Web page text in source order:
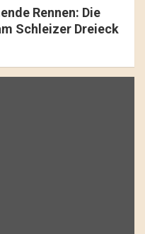
Rennen: Die
Schleizer Dreieck